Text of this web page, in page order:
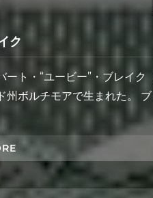
ク
ト・“ユービー”・ブレイク
ボルチモアで生まれた。 ブ